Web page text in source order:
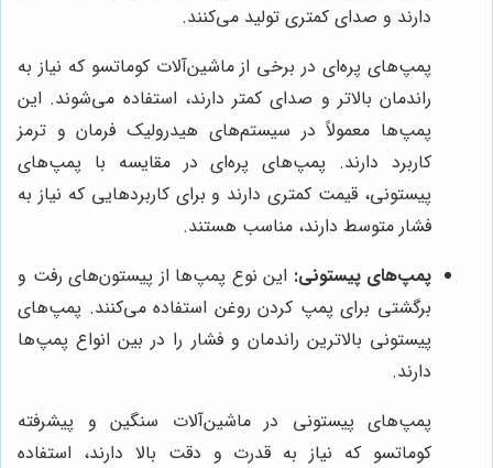
دارند و صدای کمتری تولید می‌کنند.
پمپ‌های پره‌ای در برخی از ماشین‌آلات کوماتسو که نیاز به
راندمان بالاتر و صدای کمتر دارند، استفاده می‌شوند. این
پمپ‌ها معمولاً در سیستم‌های هیدرولیک فرمان و ترمز
کاربرد دارند. پمپ‌های پره‌ای در مقایسه با پمپ‌های
پیستونی، قیمت کمتری دارند و برای کاربردهایی که نیاز به
فشار متوسط دارند، مناسب هستند.
پمپ‌های پیستونی: این نوع پمپ‌ها از پیستون‌های رفت و
برگشتی برای پمپ کردن روغن استفاده می‌کنند. پمپ‌های
پیستونی بالاترین راندمان و فشار را در بین انواع پمپ‌ها
دارند.
پمپ‌های پیستونی در ماشین‌آلات سنگین و پیشرفته
کوماتسو که نیاز به قدرت و دقت بالا دارند، استفاده